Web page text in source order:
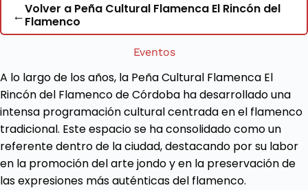
←Volver a Peña Cultural Flamenca El Rincón del
Flamenco
Eventos
A lo largo de los años, la Peña Cultural Flamenca El
Rincón del Flamenco de Córdoba ha desarrollado una
intensa programación cultural centrada en el flamenco
tradicional. Este espacio se ha consolidado como un
referente dentro de la ciudad, destacando por su labor
en la promoción del arte jondo y en la preservación de
las expresiones más auténticas del flamenco.